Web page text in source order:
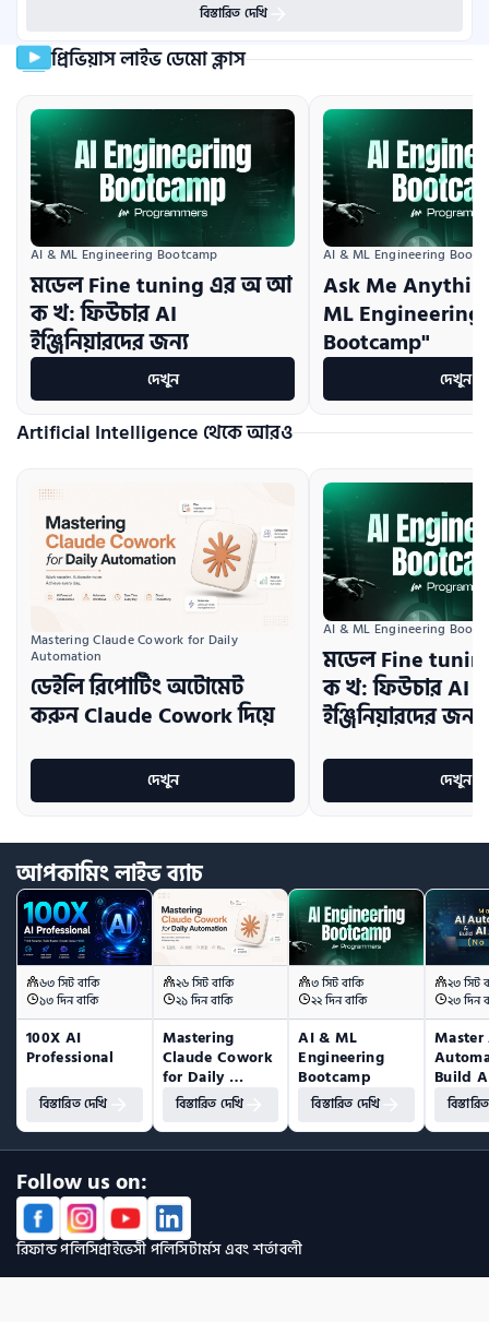
বিস্তারিত দেখি
প্রিভিয়াস লাইভ ডেমো ক্লাস
AI & ML Engineering Bootcamp
মডেল Fine tuning এর অ আ
ক খ: ফিউচার AI
ইঞ্জিনিয়ারদের জন্য
দেখুন
AI & ML Engineering
Ask Me
ML Engineering
Bootcamp"
দেখুন
Artificial Intelligence থেকে আরও
Mastering Claude Cowork for Daily
Automation
ডেইলি রিপোর্টিং অটোমেট
করুন Claude Cowork দিয়ে
দেখুন
AI & ML Engineering
মডেল Fine
ক খ: ফিউচার AI
ইঞ্জিনিয়ারদের জন্য
দেখুন
আপকামিংলাইভব্যাচ
৬৩ সিট বাকি
১৩ দিন বাকি
100X AI
Professional
বিস্তারিত দেখি
২৬ সিট বাকি
২১ দিন বাকি
Mastering
Claude Cowork
for Daily
Automation
বিস্তারিত দেখি
৩ সিট বাকি
২২ দিন বাকি
AI & ML
Engineering
Bootcamp
বিস্তারিত দেখি
২৩ সিট
২৩ দিন
Master
Build
(No
Follow us on:
রিফান্ড পলিসিপ্রাইভেসী পলিসিটার্মস এবং শর্তাবলী